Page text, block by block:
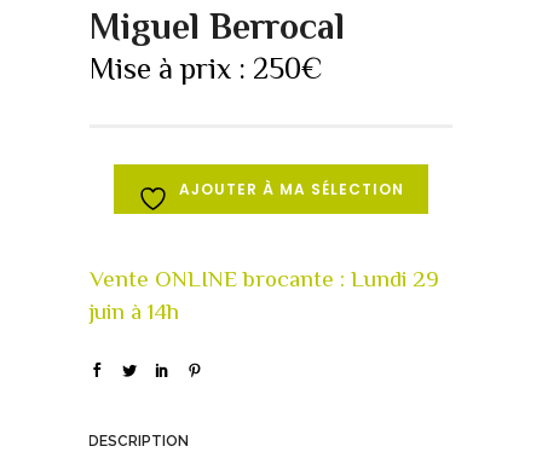
Miguel Berrocal
Mise à prix : 250€
AJOUTER À MA SÉLECTION
DESCRIPTION